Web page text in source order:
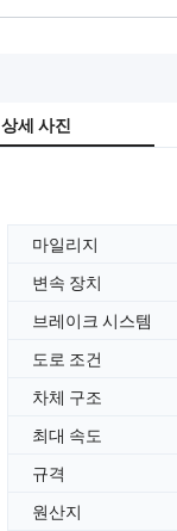
상세 사진
마일리지
변속 장치
브레이크 시스템
도로 조건
차체 구조
최대 속도
규격
원산지